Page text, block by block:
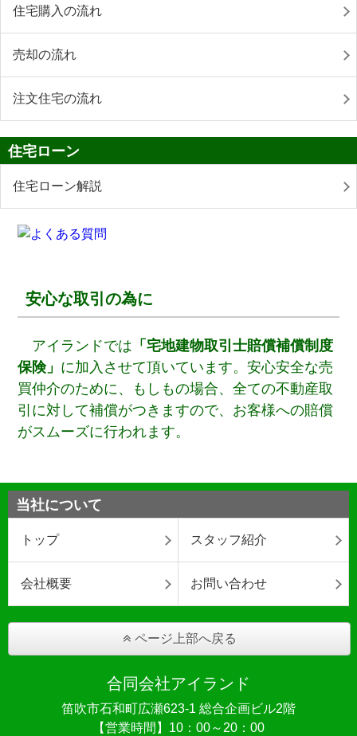
住宅購入の流れ
売却の流れ
注文住宅の流れ
住宅ローン
住宅ローン解説
安心な取引の為に
アイランドでは 「宅地建物取引士賠償補償制度
保険」 に加入させて頂いています。安心安全な売
買仲介のために、もしもの場合、全ての不動産取
引に対して補償がつきますので、お客様への賠償
がスムーズに行われます。
当社について
トップ スタッフ紹介
会社概要 お問い合わせ
ページ上部へ戻る
合同会社アイランド
笛吹市石和町広瀬623-1 総合企画ビル2階
【営業時間】10：00～20：00